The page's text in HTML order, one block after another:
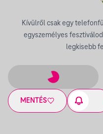
Kívülről csak egy
egyszemélyes
legkisebb
MENTÉS